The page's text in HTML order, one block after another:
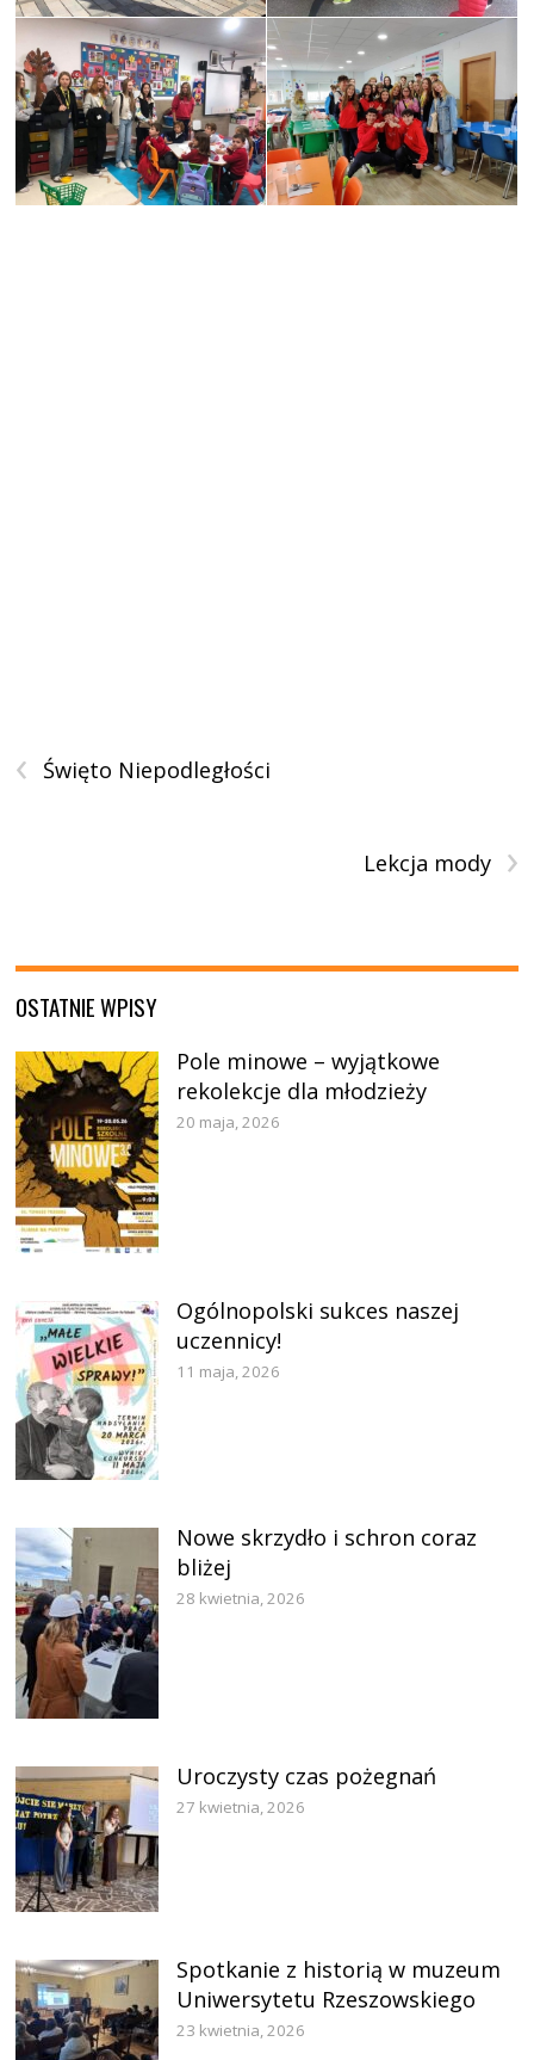
‹ Święto Niepodległości
›
Lekcja mody
OSTATNIE WPISY
Pole minowe – wyjątkowe
rekolekcje dla młodzieży
20 maja, 2026
Ogólnopolski sukces naszej
uczennicy!
11 maja, 2026
Nowe skrzydło i schron coraz
bliżej
28 kwietnia, 2026
Uroczysty czas pożegnań
27 kwietnia, 2026
Spotkanie z historią w muzeum
Uniwersytetu Rzeszowskiego
23 kwietnia, 2026